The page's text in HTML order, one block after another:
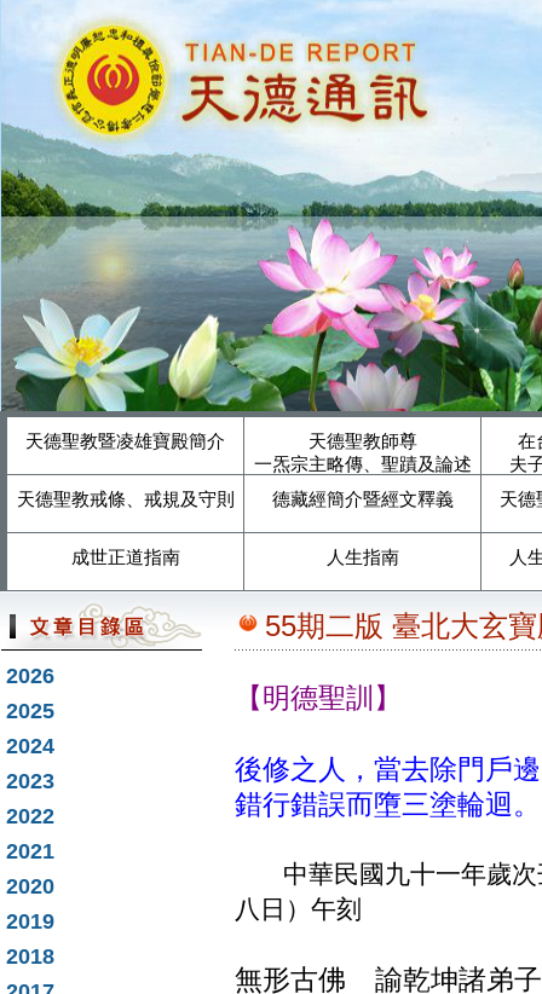
天德聖教暨凌雄寶殿簡介
天德聖教師尊
一炁宗主略傳、聖蹟及論述
在
夫
天德聖教戒條、戒規及守則
德藏經簡介暨經文釋義 天德
成世正道指南 人生指南 人
2026
2025
2024
2023
2022
2021
2020
2019
2018
55期二版 臺北大玄
【明德聖訓】
後修之人，當去除門戶
錯行錯誤而墮三塗輪迴。
中華民國九十一年歲次
八日）午刻
無形古佛 諭乾坤諸弟